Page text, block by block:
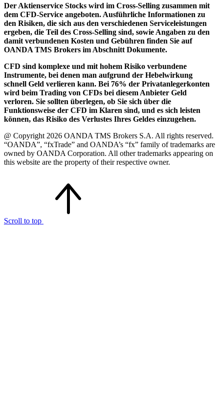
Der Aktienservice Stocks wird im Cross-Selling zusammen mit
dem CFD-Service angeboten. Ausführliche Informationen zu
den Risiken, die sich aus den verschiedenen Serviceleistungen
ergeben, die Teil des Cross-Selling sind, sowie Angaben zu den
damit verbundenen Kosten und Gebühren finden Sie auf
OANDA TMS Brokers im Abschnitt Dokumente.
CFD sind komplexe und mit hohem Risiko verbundene
Instrumente, bei denen man aufgrund der Hebelwirkung
schnell Geld verlieren kann. Bei 76% der Privatanlegerkonten
wird beim Trading von CFDs bei diesem Anbieter Geld
verloren. Sie sollten überlegen, ob Sie sich über die
Funktionsweise der CFD im Klaren sind, und es sich leisten
können, das Risiko des Verlustes Ihres Geldes einzugehen.
@ Copyright 2026 OANDA TMS Brokers S.A. All rights reserved.
“OANDA”, “fxTrade” and OANDA’s “fx” family of trademarks are
owned by OANDA Corporation. All other trademarks appearing on
this website are the property of their respective owner.
Scroll to top